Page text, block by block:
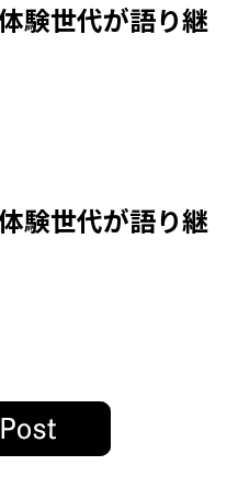
験世代が語り継
験世代が語り継